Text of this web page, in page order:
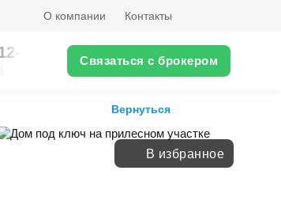
О компании Контакты
XX Связаться с брокером
Вернуться
В избранное